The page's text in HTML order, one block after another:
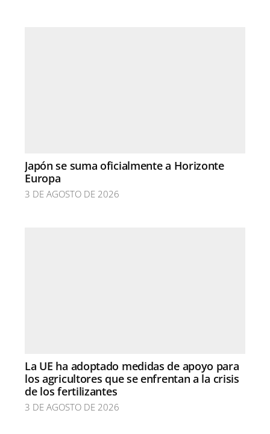
Japón se suma oficialmente a Horizonte
Europa
3 DE AGOSTO DE 2026
La UE ha adoptado medidas de apoyo para
los agricultores que se enfrentan a la crisis
de los fertilizantes
3 DE AGOSTO DE 2026